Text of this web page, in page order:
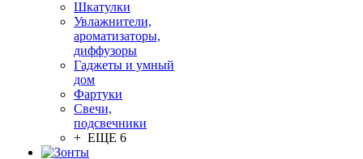
Шкатулки
Увлажнители,
ароматизаторы,
диффузоры
Гаджеты и умный
дом
Фартуки
Свечи,
подсвечники
+ ЕЩЕ 6